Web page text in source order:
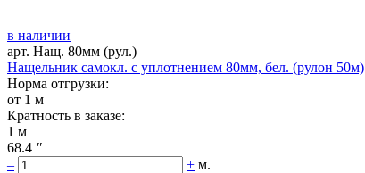
в наличии
арт. Нащ. 80мм (рул.)
Нащельник самокл. с уплотнением 80мм, бел. (рулон 50м)
Норма отгрузки:
от 1 м
Кратность в заказе:
1 м
68.4 "
–
+ м.